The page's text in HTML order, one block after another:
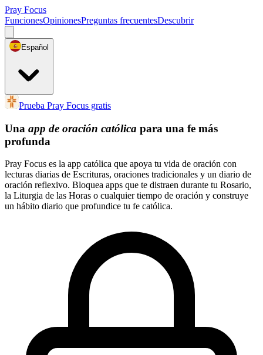
Pray Focus
FuncionesOpinionesPreguntas frecuentesDescubrir
Español
Prueba Pray Focus gratis
Una app de oración católica para una fe más
profunda
Pray Focus es la app católica que apoya tu vida de oración con
lecturas diarias de Escrituras, oraciones tradicionales y un diario de
oración reflexivo. Bloquea apps que te distraen durante tu Rosario,
la Liturgia de las Horas o cualquier tiempo de oración y construye
un hábito diario que profundice tu fe católica.